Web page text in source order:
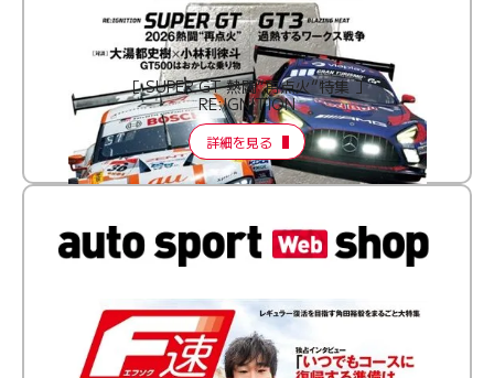
［ SUPER GT 熱闘“再点火”特集 ］
RE:IGNITION
詳細を見る